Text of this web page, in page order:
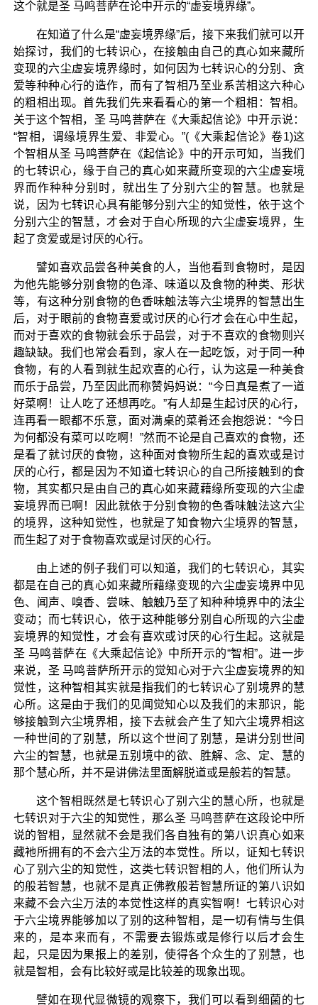
这个就是圣 马鸣菩萨在论中开示的“虚妄境界缘”。
在知道了什么是“虚妄境界缘”后，接下来我们就可以开
始探讨，我们的七转识心，在接触由自己的真心如来藏所
变现的六尘虚妄境界缘时，如何因为七转识心的分别、贪
爱等种种心行的造作，而有了智相乃至业系苦相这六种心
的粗相出现。首先我们先来看看心的第一个粗相：智相。
关于这个智相，圣 马鸣菩萨在《大乘起信论》中开示说：
“智相，谓缘境界生爱、非爱心。”(《大乘起信论》卷1)这
个智相从圣 马鸣菩萨在《起信论》中的开示可知，当我们
的七转识心，缘于自己的真心如来藏所变现的六尘虚妄境
界而作种种分别时，就出生了分别六尘的智慧。也就是
说，因为七转识心具有能够分别六尘的知觉性，依于这个
分别六尘的智慧，才会对于自心所现的六尘虚妄境界，生
起了贪爱或是讨厌的心行。
譬如喜欢品尝各种美食的人，当他看到食物时，是因
为他先能够分别食物的色泽、味道以及食物的种类、形状
等，有这种分别食物的色香味触法等六尘境界的智慧出生
后，对于眼前的食物喜爱或讨厌的心行才会在心中生起，
而对于喜欢的食物就会乐于品尝，对于不喜欢的食物则兴
趣缺缺。我们也常会看到，家人在一起吃饭，对于同一种
食物，有的人看到就生起欢喜的心行，认为这是一种美食
而乐于品尝，乃至因此而称赞妈妈说：“今日真是煮了一道
好菜啊！让人吃了还想再吃。”有人却是生起讨厌的心行，
连再看一眼都不乐意，面对满桌的菜肴还会抱怨说：“今日
为何都没有菜可以吃啊！”然而不论是自己喜欢的食物，还
是看了就讨厌的食物，这种面对食物所生起的喜欢或是讨
厌的心行，都是因为不知道七转识心的自己所接触到的食
物，其实都只是由自己的真心如来藏藉缘所变现的六尘虚
妄境界而已啊！因此就依于分别食物的色香味触法这六尘
的境界，这种知觉性，也就是了知食物六尘境界的智慧，
而生起了对于食物喜欢或是讨厌的心行。
由上述的例子我们可以知道，我们的七转识心，其实
都是在自己的真心如来藏所藉缘变现的六尘虚妄境界中见
色、闻声、嗅香、尝味、触触乃至了知种种境界中的法尘
变动；而七转识心，依于这种能够分别自心所现的六尘虚
妄境界的知觉性，才会有喜欢或讨厌的心行生起。这就是
圣 马鸣菩萨在《大乘起信论》中所开示的“智相”。进一步
来说，圣 马鸣菩萨所开示的觉知心对于六尘虚妄境界的知
觉性，这种智相其实就是指我们的七转识心了别境界的慧
心所。这是由于我们的见闻觉知心以及我们的末那识，能
够接触到六尘境界相，接下去就会产生了知六尘境界相这
一种世间的了别慧，所以这个世间了别慧，是讲分别世间
六尘的智慧，也就是五别境中的欲、胜解、念、定、慧的
那个慧心所，并不是讲佛法里面解脱道或是般若的智慧。
这个智相既然是七转识心了别六尘的慧心所，也就是
七转识对于六尘的知觉性，那么圣 马鸣菩萨在这段论中所
说的智相，显然就不会是我们各自独有的第八识真心如来
藏衪所拥有的不会六尘万法的本觉性。所以，证知七转识
心了别六尘的知觉性，这类七转识智相的人，他们所认为
的般若智慧，也就不是真正佛教般若智慧所证的第八识如
来藏不会六尘万法的本觉性这样的真实智啊！七转识心对
于六尘境界能够加以了别的这种智相，是一切有情与生俱
来的，是本来而有，不需要去锻炼或是修行以后才会生
起，只是因为果报上的差别，使得各个众生的了别慧，也
就是智相，会有比较好或是比较差的现象出现。
譬如在现代显微镜的观察下，我们可以看到细菌的七